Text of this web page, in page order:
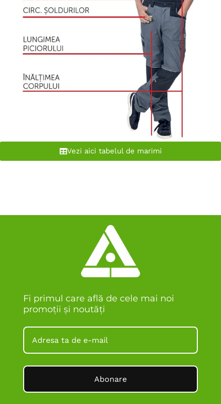
Vezi aici tabelul de marimi
Fi primul care află de cele mai noi
promoții și noutăți
Abonare